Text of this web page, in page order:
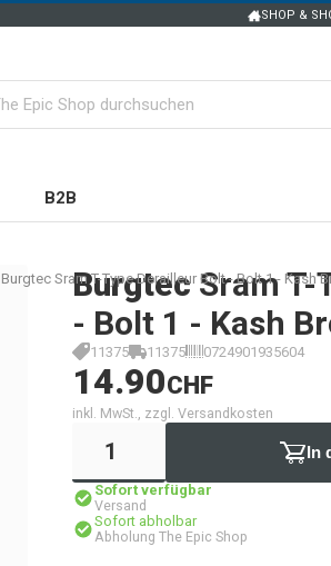
SHOP &
B2B
Burgtec Sram T-Type Derailleur Bolt - Bolt 1 - Kash
Burgtec Sram T-
- Bolt 1 - Kash
11375 11375 0724901935604
14.90CHF
inkl. MwSt., zzgl. Versandkosten
In
Sofort verfügbar
Versand
Sofort abholbar
Abholung The Epic Shop